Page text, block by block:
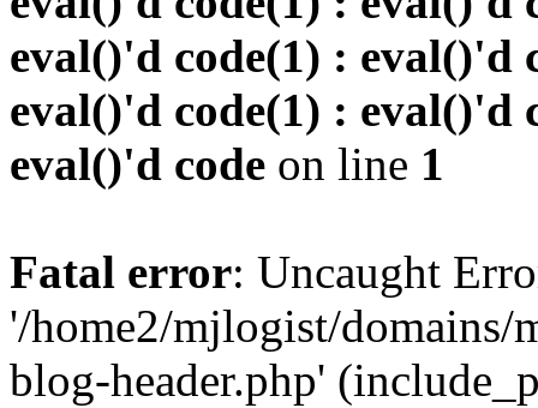
eval()'d code(1) : eval()'d
eval()'d code(1) : eval()'d
eval()'d code on line 1
Fatal error: Uncaught
'/home2/mjlogist/
blog-header.php'